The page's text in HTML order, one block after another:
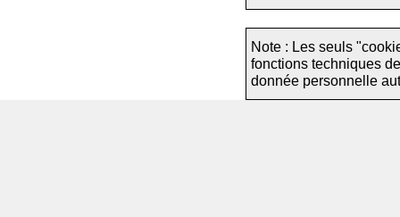
Note : Les seuls
fonctions techniques
donnée personnelle